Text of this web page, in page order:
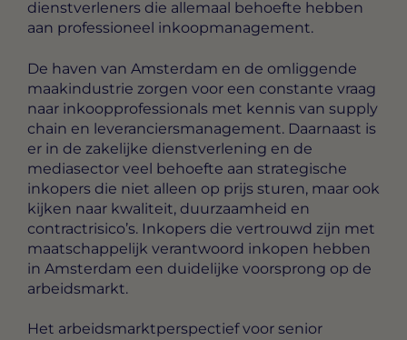
dienstverleners die allemaal behoefte hebben
aan professioneel inkoopmanagement.
De haven van Amsterdam en de omliggende
maakindustrie zorgen voor een constante vraag
naar inkoopprofessionals met kennis van supply
chain en leveranciersmanagement. Daarnaast is
er in de zakelijke dienstverlening en de
mediasector veel behoefte aan strategische
inkopers die niet alleen op prijs sturen, maar ook
kijken naar kwaliteit, duurzaamheid en
contractrisico’s. Inkopers die vertrouwd zijn met
maatschappelijk verantwoord inkopen hebben
in Amsterdam een duidelijke voorsprong op de
arbeidsmarkt.
Het arbeidsmarktperspectief voor senior